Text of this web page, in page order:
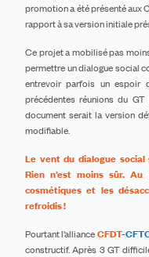
promotion a été présenté aux
rapport à sa version initiale
Ce projet a mobilisé pas
permettre un dialogue social
entrevoirparfois un espoir
précédentes réunions du
document serait la version
modifiable.
Le vent du dialogue
Rien n’est moins sûr.
cosmétiques et les
refroidis !
Pourtant l’allianceCFDT-
constructif. Après 3 GT